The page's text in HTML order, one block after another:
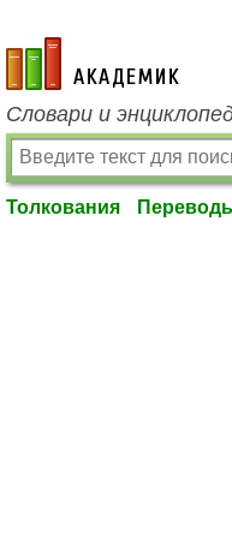
academic.ru
Словари и
Толкования